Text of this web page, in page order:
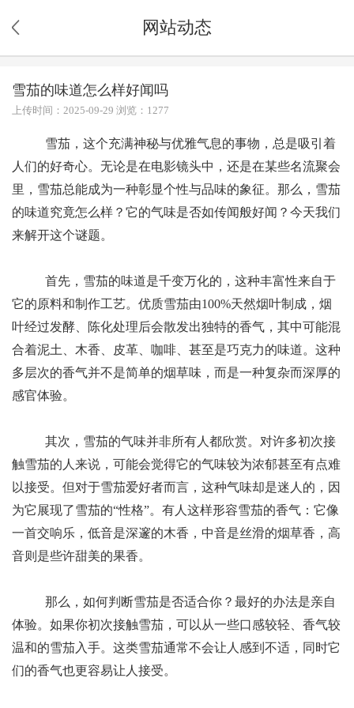
网站动态
雪茄的味道怎么样好闻吗
上传时间：2025-09-29 浏览：1277
雪茄，这个充满神秘与优雅气息的事物，总是吸引着
人们的好奇心。无论是在电影镜头中，还是在某些名流聚会
里，雪茄总能成为一种彰显个性与品味的象征。那么，雪茄
的味道究竟怎么样？它的气味是否如传闻般好闻？今天我们
来解开这个谜题。
首先，雪茄的味道是千变万化的，这种丰富性来自于
它的原料和制作工艺。优质雪茄由100%天然烟叶制成，烟
叶经过发酵、陈化处理后会散发出独特的香气，其中可能混
合着泥土、木香、皮革、咖啡、甚至是巧克力的味道。这种
多层次的香气并不是简单的烟草味，而是一种复杂而深厚的
感官体验。
其次，雪茄的气味并非所有人都欣赏。对许多初次接
触雪茄的人来说，可能会觉得它的气味较为浓郁甚至有点难
以接受。但对于雪茄爱好者而言，这种气味却是迷人的，因
为它展现了雪茄的“性格”。有人这样形容雪茄的香气：它像
一首交响乐，低音是深邃的木香，中音是丝滑的烟草香，高
音则是些许甜美的果香。
那么，如何判断雪茄是否适合你？最好的办法是亲自
体验。如果你初次接触雪茄，可以从一些口感较轻、香气较
温和的雪茄入手。这类雪茄通常不会让人感到不适，同时它
们的香气也更容易让人接受。